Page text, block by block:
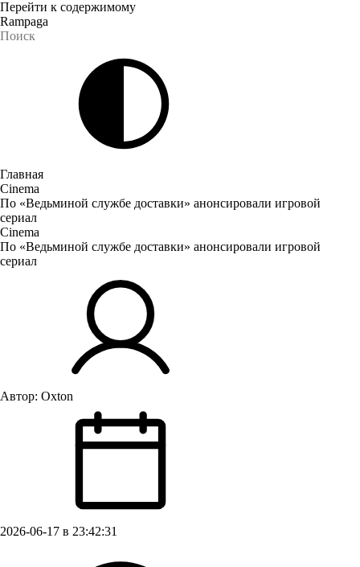
Перейти к содержимому
Rampaga
Главная
Cinema
По «Ведьминой службе доставки» анонсировали игровой
сериал
Cinema
По «Ведьминой службе доставки» анонсировали игровой
сериал
Автор: Oxton
2026-06-17 в 23:42:31